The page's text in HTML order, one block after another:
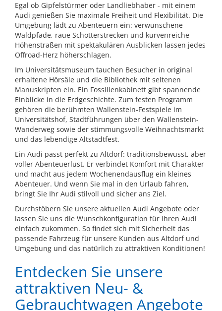
Egal ob Gipfelstürmer oder Landliebhaber - mit einem
Audi genießen Sie maximale Freiheit und Flexibilität. Die
Umgebung lädt zu Abenteuern ein: verwunschene
Waldpfade, raue Schotterstrecken und kurvenreiche
Höhenstraßen mit spektakulären Ausblicken lassen jedes
Offroad-Herz höherschlagen.
Im Universitätsmuseum tauchen Besucher in original
erhaltene Hörsäle und die Bibliothek mit seltenen
Manuskripten ein. Ein Fossilienkabinett gibt spannende
Einblicke in die Erdgeschichte. Zum festen Programm
gehören die berühmten Wallenstein-Festspiele im
Universitätshof, Stadtführungen über den Wallenstein-
Wanderweg sowie der stimmungsvolle Weihnachtsmarkt
und das lebendige Altstadtfest.
Ein Audi passt perfekt zu Altdorf: traditionsbewusst, aber
voller Abenteuerlust. Er verbindet Komfort mit Charakter
und macht aus jedem Wochenendausflug ein kleines
Abenteuer. Und wenn Sie mal in den Urlaub fahren,
bringt Sie Ihr Audi stilvoll und sicher ans Ziel.
Durchstöbern Sie unsere aktuellen Audi Angebote oder
lassen Sie uns die Wunschkonfiguration für Ihren Audi
einfach zukommen. So findet sich mit Sicherheit das
passende Fahrzeug für unsere Kunden aus Altdorf und
Umgebung und das natürlich zu attraktiven Konditionen!
Entdecken Sie unsere
attraktiven Neu- &
Gebrauchtwagen Angebote